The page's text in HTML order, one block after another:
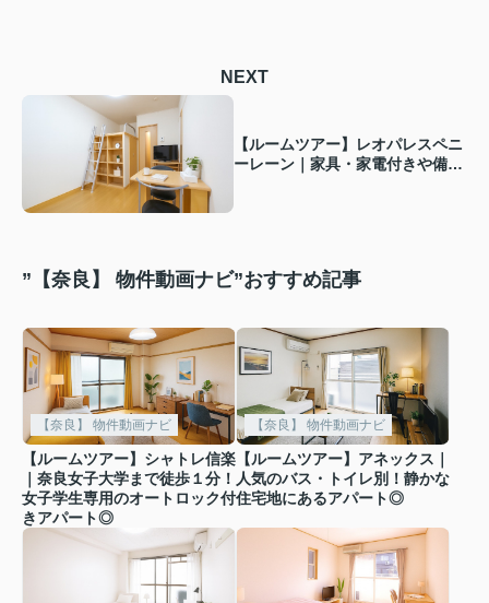
NEXT
【ルームツアー】レオパレスペニ
ーレーン｜家具・家電付きや備え
”【奈良】 物件動画ナビ”おすすめ記事
【奈良】 物件動画ナビ
【ルームツアー】シャトレ信楽
｜奈良女子大学まで徒歩１分！
女子学生専用のオートロック付
きアパート◎
【奈良】 物件動画ナビ
【ルームツアー】アネックス｜
人気のバス・トイレ別！静かな
住宅地にあるアパート◎